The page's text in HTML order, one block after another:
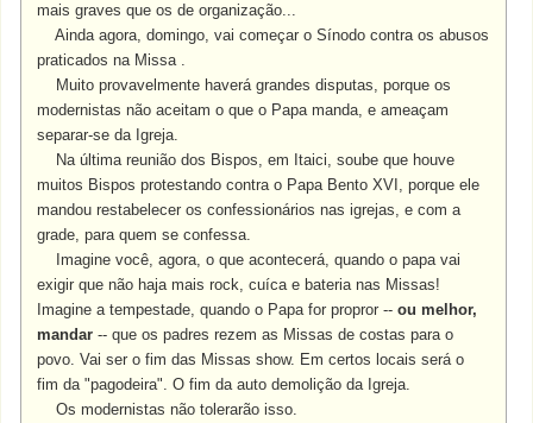
mais graves que os de organização...
Ainda agora, domingo, vai começar o Sínodo contra os abusos
praticados na Missa .
Muito provavelmente haverá grandes disputas, porque os
modernistas não aceitam o que o Papa manda, e ameaçam
separar-se da Igreja.
Na última reunião dos Bispos, em Itaici, soube que houve
muitos Bispos protestando contra o Papa Bento XVI, porque ele
mandou restabelecer os confessionários nas igrejas, e com a
grade, para quem se confessa.
Imagine você, agora, o que acontecerá, quando o papa vai
exigir que não haja mais rock, cuíca e bateria nas Missas!
Imagine a tempestade, quando o Papa for propror --ou melhor,
mandar -- que os padres rezem as Missas de costas para o
povo. Vai ser o fim das Missas show. Em certos locais será o
fim da "pagodeira".O fim da auto demolição da Igreja.
Os modernistas não tolerarão isso.